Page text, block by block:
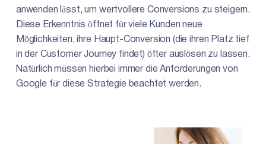
anwenden lässt, um wertvollere Conversions zu steigern.
Diese Erkenntnis öffnet für viele Kunden neue
Möglichkeiten, ihre Haupt-Conversion (die ihren Platz tief
in der Customer Journey findet) öfter auslösen zu lassen.
Natürlich müssen hierbei immer die Anforderungen von
Google für diese Strategie beachtet werden.